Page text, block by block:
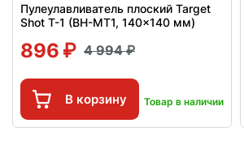
Пулеулавливатель плоский Target
Shot T-1 (BH-MT1, 140x140 мм)
896 4 994
В корзину Товар в наличии